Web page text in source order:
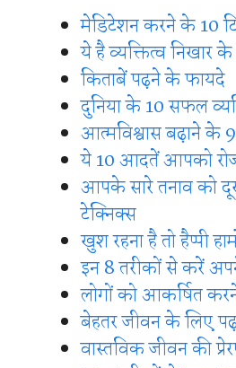
मेडिटेशन करने के 10
ये है व्यक्तित्व निखार
किताबें पढ़ने के फायदे
दुनिया के 10 सफल
आत्मविश्वास बढ़ाने के
ये 10 आदतें आपको
आपके सारे तनाव को
टेक्निक्स
खुश रहना है तो हैप्पी
इन 8 तरीकों से करें
लोगों को आकर्षित
बेहतर जीवन के लिए
वास्तविक जीवन की